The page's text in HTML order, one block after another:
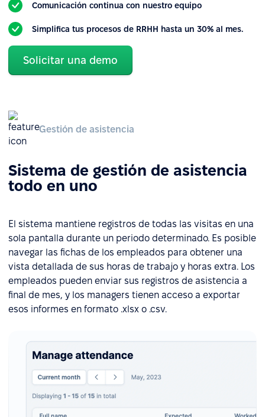
Comunicación continua con nuestro equipo
Simplifica tus procesos de RRHH hasta un 30% al mes.
Solicitar una demo
Gestión de asistencia
Sistema de gestión de asistencia
todo en uno
El sistema mantiene registros de todas las visitas en una
sola pantalla durante un periodo determinado. Es posible
navegar las fichas de los empleados para obtener una
vista detallada de sus horas de trabajo y horas extra. Los
empleados pueden enviar sus registros de asistencia a
final de mes, y los managers tienen acceso a exportar
esos informes en formato .xlsx o .csv.